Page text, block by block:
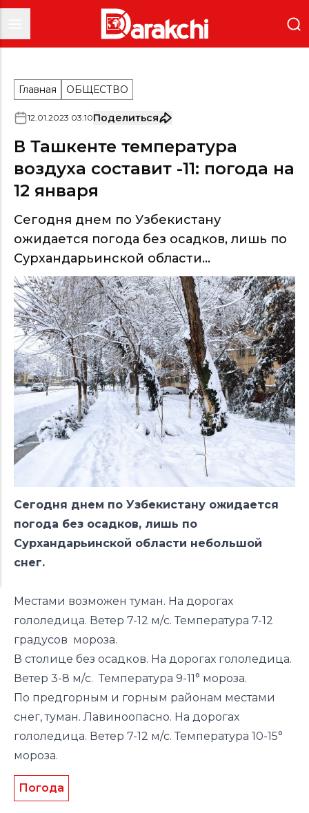
Главная ОБЩЕСТВО
12.01.2023 03:10Поделиться
В Ташкенте температура
воздуха составит -11: погода на
12 января
Сегодня днем по Узбекистану
ожидается погода без осадков, лишь по
Сурхандарьинской области...
Сегодня днем по Узбекистану ожидается
погода без осадков, лишь по
Сурхандарьинской области небольшой
снег.
Местами возможен туман. На дорогах
гололедица. Ветер 7-12 м/с. Температура 7-12
градусов мороза.
В столице без осадков. На дорогах гололедица.
Ветер 3-8 м/с. Температура 9-11° мороза.
По предгорным и горным районам местами
снег, туман. Лавиноопасно. На дорогах
гололедица. Ветер 7-12 м/с. Температура 10-15°
мороза.
Погода